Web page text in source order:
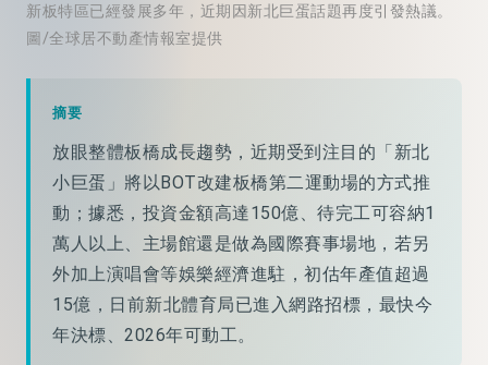
新板特區已經發展多年，近期因新北巨蛋話題再度引發熱議。
圖/全球居不動產情報室提供
摘要
放眼整體板橋成長趨勢，近期受到注目的「新北
小巨蛋」將以BOT改建板橋第二運動場的方式推
動；據悉，投資金額高達150億、待完工可容納1
萬人以上、主場館還是做為國際賽事場地，若另
外加上演唱會等娛樂經濟進駐，初估年產值超過
15億，日前新北體育局已進入網路招標，最快今
年決標、2026年可動工。